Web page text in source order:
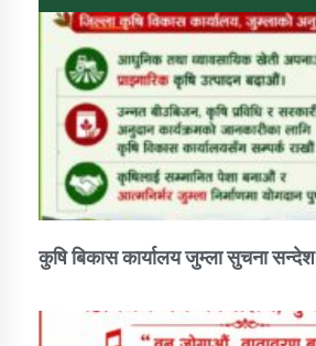
कुषि बिकास कार्यालय जुम्ला सुचना सन्देश